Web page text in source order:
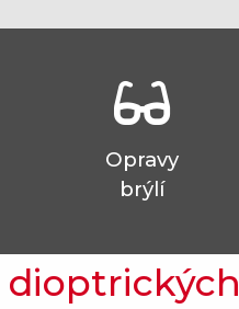
Opravy
brýlí
dioptrických